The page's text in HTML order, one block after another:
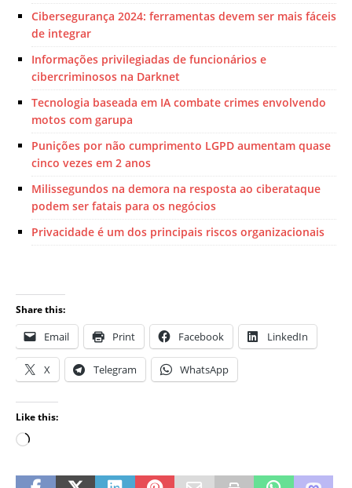
Cibersegurança 2024: ferramentas devem ser mais fáceis
de integrar
Informações privilegiadas de funcionários e
cibercriminosos na Darknet
Tecnologia baseada em IA combate crimes envolvendo
motos com garupa
Punições por não cumprimento LGPD aumentam quase
cinco vezes em 2 anos
Milissegundos na demora na resposta ao ciberataque
podem ser fatais para os negócios
Privacidade é um dos principais riscos organizacionais
Share this:
Email Print Facebook LinkedIn
X Telegram WhatsApp
Like this: